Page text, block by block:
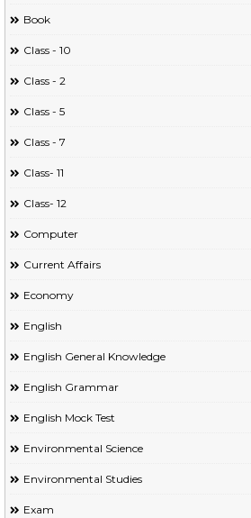
Book
Class - 10
Class - 2
Class - 5
Class - 7
Class- 11
Class- 12
Computer
Current Affairs
Economy
English
English General Knowledge
English Grammar
English Mock Test
Environmental Science
Environmental Studies
Exam